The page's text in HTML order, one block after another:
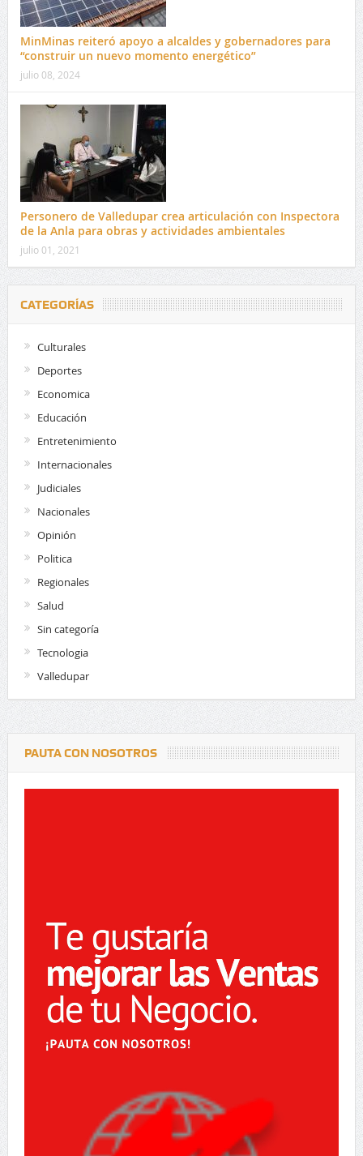
MinMinas reiteró apoyo a alcaldes y gobernadores para
“construir un nuevo momento energético”
julio 08, 2024
Personero de Valledupar crea articulación con Inspectora
de la Anla para obras y actividades ambientales
julio 01, 2021
CATEGORÍAS
Culturales
Deportes
Economica
Educación
Entretenimiento
Internacionales
Judiciales
Nacionales
Opinión
Politica
Regionales
Salud
Sin categoría
Tecnologia
Valledupar
PAUTA CON NOSOTROS